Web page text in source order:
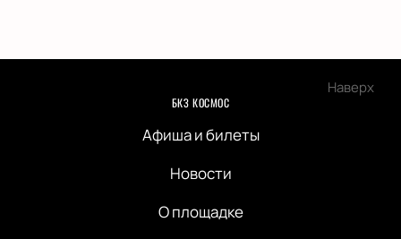
Наверх
БКЗ КОСМОС
Афиша и билеты
Новости
О площадке